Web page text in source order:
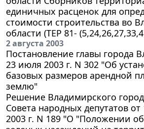
единичных расценок для
стоимости строительства во
области (ТЕР 81-
2 августа 2003
Постановление главы города
23 июля 2003 г. N 302 "Об
базовых размеров арендной
землю"
Решение Владимирского
Совета народных депутатов
2003 г. N 189 "О "Положении